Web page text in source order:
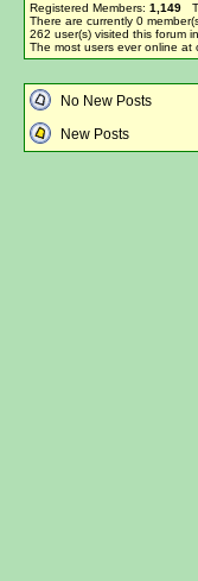
Registered Members: 1,149
There are currently 0
262 user(s) visited this forum
The most users ever online
No New Posts
New Posts